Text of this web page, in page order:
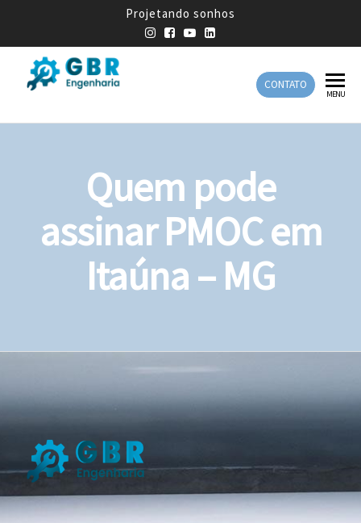
Projetando sonhos
Engenharia
Engenharia
CONTATO
MENU
Quem pode
assinar PMOC em
Itaúna – MG